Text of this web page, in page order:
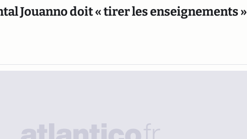
Jouanno doit « tirer les enseignements »